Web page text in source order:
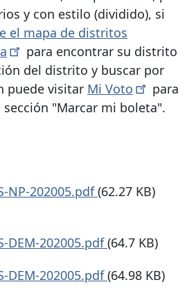
y con estilo (dividido), si
el mapa de distritos
para encontrar su distrito
del distrito y buscar por
puede visitar Mi Voto
para
"Marcar mi boleta".
NP-202005.pdf(62.27 KB)
DEM-202005.pdf(64.7 KB)
DEM-202005.pdf(64.98 KB)